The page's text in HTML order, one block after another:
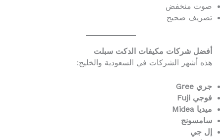
صوت منخفض
تصريف صحيح
أفضل شركات مكيفات الدكت سبلت
هذه أشهر الشركات في السعودية والخليج:
جري Gree
فوجي Fuji
ميديا Midea
سامسونج
إل جي